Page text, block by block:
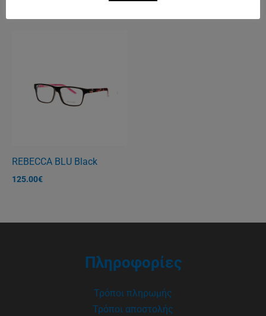
REBECCA BLU Black
125.00€
Πληροφορίες
Τρόποι πληρωμής
Τρόποι αποστολής